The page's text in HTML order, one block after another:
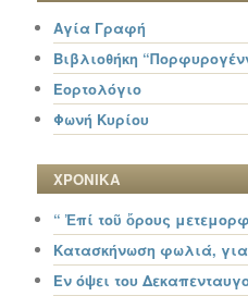
Αγία Γραφή
Βιβλιοθήκη
Εορτολόγιο
Φωνή Κυρίου
ΧΡΟΝΙΚΑ
“ Ἐπί τοῦ ὄρους
Κατασκήνωση φωλιά,
Εν όψει του